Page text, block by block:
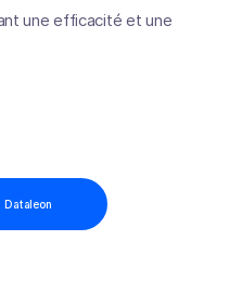
une efficacité et une
Dataleon